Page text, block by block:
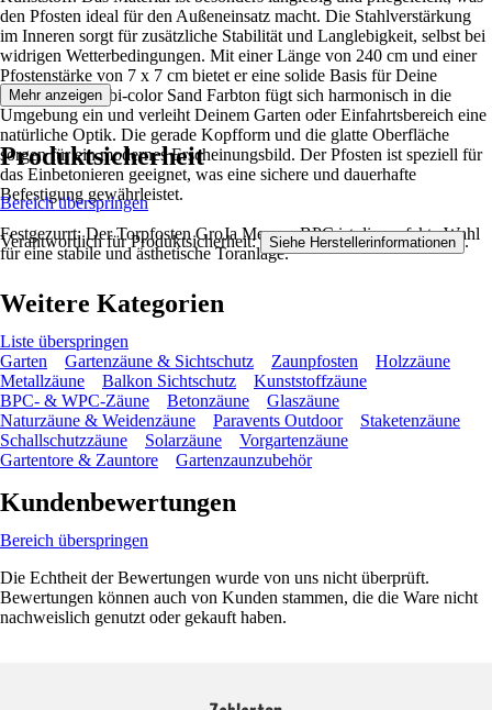
den Pfosten ideal für den Außeneinsatz macht. Die Stahlverstärkung
im Inneren sorgt für zusätzliche Stabilität und Langlebigkeit, selbst bei
widrigen Wetterbedingungen. Mit einer Länge von 240 cm und einer
Pfostenstärke von 7 x 7 cm bietet er eine solide Basis für Deine
Toranlage. Der bi-color Sand Farbton fügt sich harmonisch in die
Umgebung ein und verleiht Deinem Garten oder Einfahrtsbereich eine
natürliche Optik. Die gerade Kopfform und die glatte Oberfläche
sorgen für ein modernes Erscheinungsbild. Der Pfosten ist speziell für
das Einbetonieren geeignet, was eine sichere und dauerhafte
Befestigung gewährleistet.
Festgezurrt: Der Torpfosten GroJa Merano BPC ist die perfekte Wahl
für eine stabile und ästhetische Toranlage.
Mehr anzeigen
Produktsicherheit
Bereich überspringen
Verantwortlich für Produktsicherheit: Siehe Herstellerinformationen .
Weitere Kategorien
Liste überspringen
Garten
Gartenzäune & Sichtschutz Zaunpfosten
Holzzäune
Metallzäune
Balkon Sichtschutz
Kunststoffzäune
BPC- & WPC-Zäune
Betonzäune
Glaszäune
Naturzäune & Weidenzäune
Paravents Outdoor
Staketenzäune
Schallschutzzäune
Solarzäune
Vorgartenzäune
Gartentore & Zauntore
Gartenzaunzubehör
Kundenbewertungen
Bereich überspringen
Die Echtheit der Bewertungen wurde von uns nicht überprüft.
Bewertungen können auch von Kunden stammen, die die Ware nicht
nachweislich genutzt oder gekauft haben.